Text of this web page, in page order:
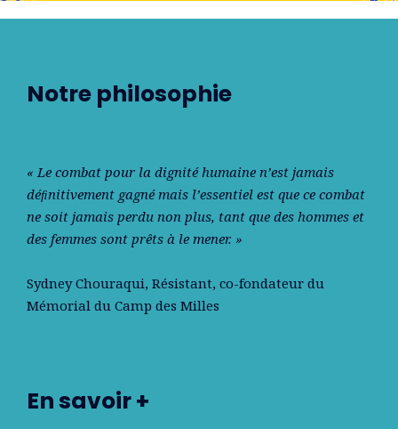
Notre philosophie
« Le combat pour la dignité humaine n’est jamais
déﬁnitivement gagné mais l’essentiel est que ce combat
ne soit jamais perdu non plus, tant que des hommes et
des femmes sont prêts à le mener. »
Sydney Chouraqui, Résistant, co-fondateur du
Mémorial du Camp des Milles
En savoir +